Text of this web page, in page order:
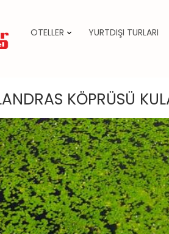
OTELLER YURTDIŞI TURLARI
KÖPRÜSÜ